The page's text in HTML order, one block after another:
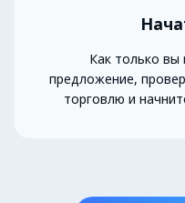
Как только
предложение,
торговлю и